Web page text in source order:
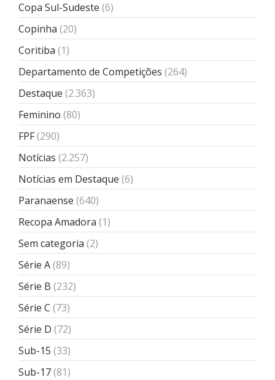
Copa Sul-Sudeste (6)
Copinha (20)
Coritiba (1)
Departamento de Competições (264)
Destaque (2.363)
Feminino (80)
FPF(290)
Notícias (2.257)
Notícias em Destaque (6)
Paranaense (640)
Recopa Amadora (1)
Sem categoria (2)
Série A(89)
Série B (232)
Série C (73)
Série D (72)
Sub-15 (33)
Sub-17(81)